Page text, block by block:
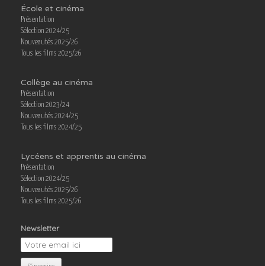
École et cinéma
Présentation
Sélection 2024/25
Nouveautés 2025/26
Tous les films 2025/26
Collège au cinéma
Présentation
Sélection 2023/24
Nouveautés 2024/25
Tous les films 2024/25
Lycéens et apprentis au cinéma
Présentation
Sélection 2024/25
Nouveautés 2025/26
Tous les films 2025/26
Newsletter